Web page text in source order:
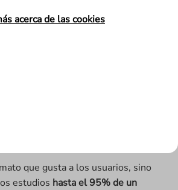
acerca de las cookies
que gusta a los usuarios, sino
estudios hasta el 95% de un